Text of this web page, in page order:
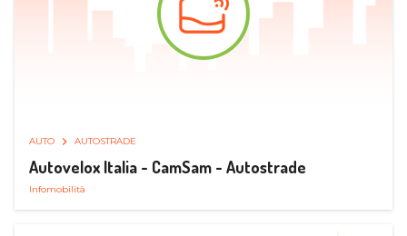
AUTO AUTOSTRADE
Autovelox Italia - CamSam - Autostrade
Infomobilità